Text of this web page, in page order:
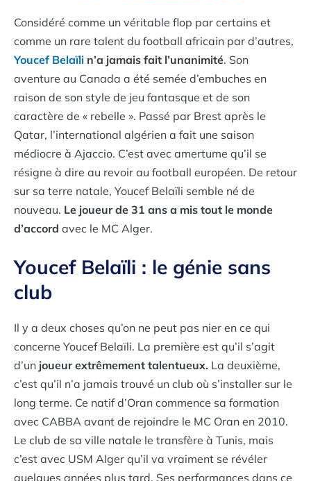
Considéré comme un véritable flop par certains et
comme un rare talent du football africain par d’autres,
Youcef Belaïli n’a jamais fait l’unanimité. Son
aventure au Canada a été semée d’embuches en
raison de son style de jeu fantasque et de son
caractère de « rebelle ». Passé par Brest après le
Qatar, l’international algérien a fait une saison
médiocre à Ajaccio. C’est avec amertume qu’il se
résigne à dire au revoir au football européen. De retour
sur sa terre natale, Youcef Belaïli semble né de
nouveau. Le joueur de 31 ans a mis tout le monde
d’accord avec le MC Alger.
Youcef Belaïli : le génie sans
club
Il y a deux choses qu’on ne peut pas nier en ce qui
concerne Youcef Belaïli. La première est qu’il s’agit
d’un joueur extrêmement talentueux. La deuxième,
c’est qu’il n’a jamais trouvé un club où s’installer sur le
long terme. Ce natif d’Oran commence sa formation
avec CABBA avant de rejoindre le MC Oran en 2010.
Le club de sa ville natale le transfère à Tunis, mais
c’est avec USM Alger qu’il va vraiment se révéler
quelques années plus tard. Ses performances dans ce